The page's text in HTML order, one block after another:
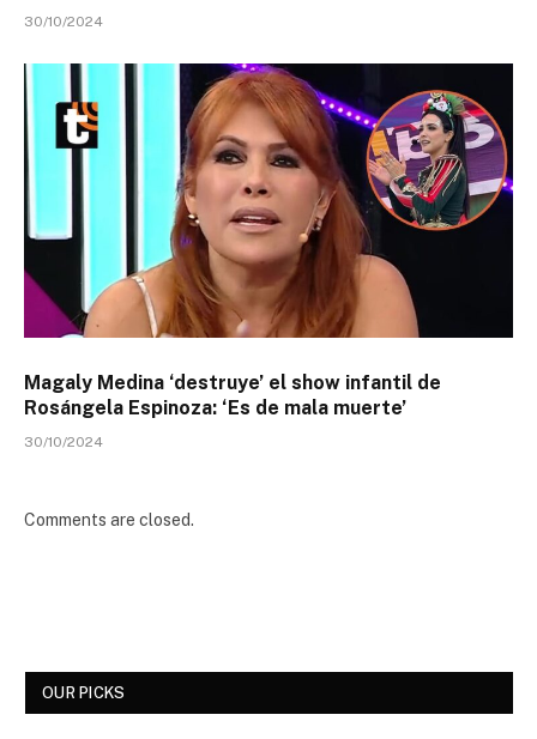
30/10/2024
Magaly Medina ‘destruye’ el show infantil de
Rosángela Espinoza: ‘Es de mala muerte’
30/10/2024
Comments are closed.
OUR PICKS